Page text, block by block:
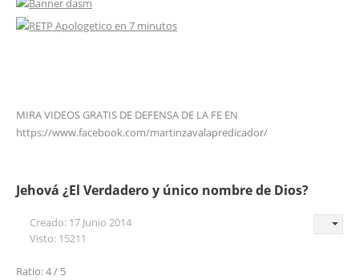
MIRA VIDEOS GRATIS DE DEFENSA DE LA FE EN
https://www.facebook.com/martinzavalapredicador/
Jehová ¿El Verdadero y único nombre de Dios?
Creado: 17 Junio 2014
Visto: 15211
Ratio: 4 / 5